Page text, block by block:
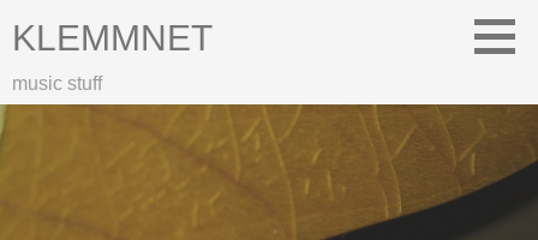
Inhalt
KLEMMNET
music stuff